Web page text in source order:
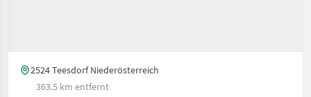
2524 Teesdorf Niederösterreich
363.5 km entfernt